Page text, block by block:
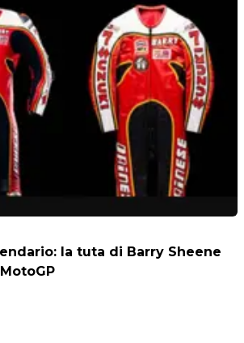
la tuta di Barry Sheene